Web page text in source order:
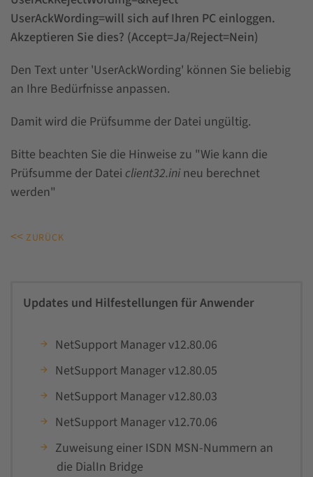
UserAckWording=will sich auf Ihren PC einloggen.
Akzeptieren Sie dies? (Accept=Ja/Reject=Nein)
Den Text unter 'UserAckWording' können Sie beliebig
an Ihre Bedürfnisse anpassen.
Damit wird die Prüfsumme der Datei ungültig.
Bitte beachten Sie die Hinweise zu "Wie kann die
Prüfsumme der Datei client32.inineu berechnet
werden"
<< ZURÜCK
Updates und Hilfestellungen für Anwender
NetSupport Manager v12.80.06
NetSupport Manager v12.80.05
NetSupport Manager v12.80.03
NetSupport Manager v12.70.06
Zuweisung einer ISDN MSN-Nummern an
die DialIn Bridge